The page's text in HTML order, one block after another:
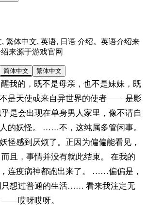
, 繁体中文, 英语, 日语 介绍。英语介绍来
来源于游戏官网
简体中文 繁体中文
我的，既不是母亲，也不是妹妹，既
是天使或来自异世界的使者—— 是影
是会出现在单身男人家里，像不请自
的妖怪。 ……不，这纯属多管闲事。
感到厌烦了。正因为偏偏能看见，
且，事情并没有就此结束。 在我的
连疫病神都跑出来了。 ……偏偏是，
只想过普通的生活…… 看来我注定无
——哎呀哎呀。